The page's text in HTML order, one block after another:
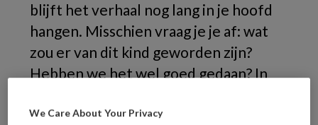
blijft het verhaal nog lang in je hoofd
hangen. Misschien vraag je je af: wat
zou er van dit kind geworden zijn?
Hebben we het wel goed gedaan? In
haar echte naam).
We Care About Your Privacy